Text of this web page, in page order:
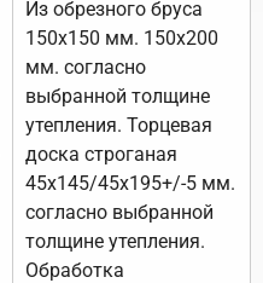
Из обрезного бруса
150х150 мм. 150х200
мм. согласно
выбранной толщине
утепления. Торцевая
доска строганая
45х145/45х195+/-5 мм.
согласно выбранной
толщине утепления.
Обработка